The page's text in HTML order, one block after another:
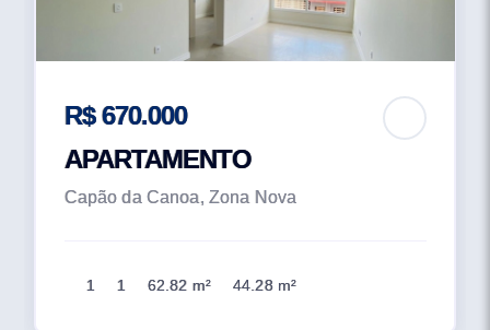
R$ 670.000
APARTAMENTO
Capão da Canoa, Zona Nova
1 1 62.82 m² 44.28 m²